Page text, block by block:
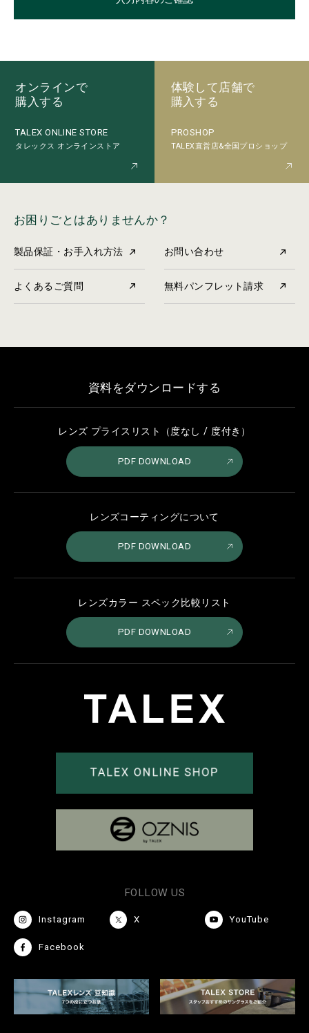
オンラインで
購入する
TALEX ONLINE STORE
タレックス オンラインストア
体験して店舗で
購入する
PROSHOP
TALEX直営店&全国プロショップ
お困りごとはありませんか？
製品保証・お手入れ方法 お問い合わせ
よくあるご質問 無料パンフレット請求
資料をダウンロードする
レンズ プライスリスト（度なし / 度付き）
PDF DOWNLOAD
レンズコーティングについて
PDF DOWNLOAD
レンズカラー スペック比較リスト
PDF DOWNLOAD
FOLLOW US
Instagram X YouTube
Facebook